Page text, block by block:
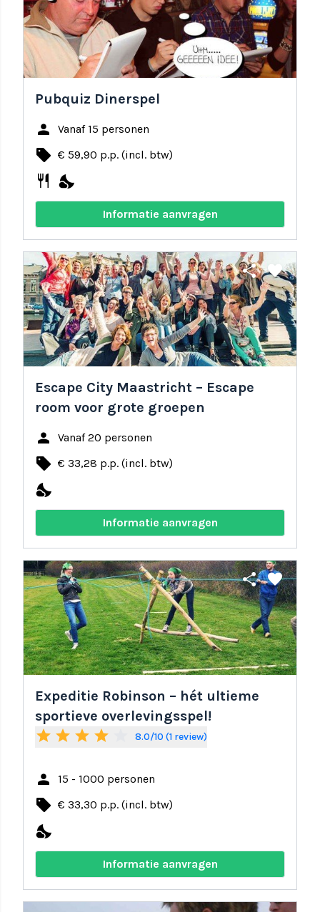
Pubquiz Dinerspel
person Vanaf 15 personen
local_offer € 59,90 p.p. (incl. btw)
restaurant nights_stay
Informatie aanvragen
share favorite
Escape City Maastricht – Escape
room voor grote groepen
person Vanaf 20 personen
local_offer € 33,28 p.p. (incl. btw)
nights_stay
Informatie aanvragen
share favorite
Expeditie Robinson – hét ultieme
sportieve overlevingsspel!
star star star star 8.0/10 (1 review)
person 15 - 1000 personen
local_offer € 33,30 p.p. (incl. btw)
nights_stay
Informatie aanvragen